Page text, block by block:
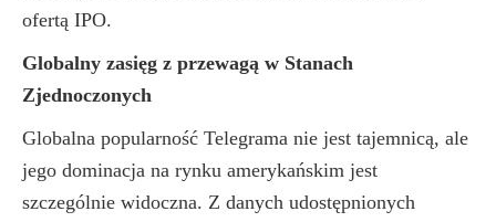
ofertą IPO.
Globalny zasięg z przewagą w Stanach
Zjednoczonych
Globalna popularność Telegrama nie jest tajemnicą, ale
jego dominacja na rynku amerykańskim jest
szczególnie widoczna. Z danych udostępnionych